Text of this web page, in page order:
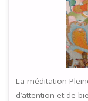
La méditation
d’attention et de